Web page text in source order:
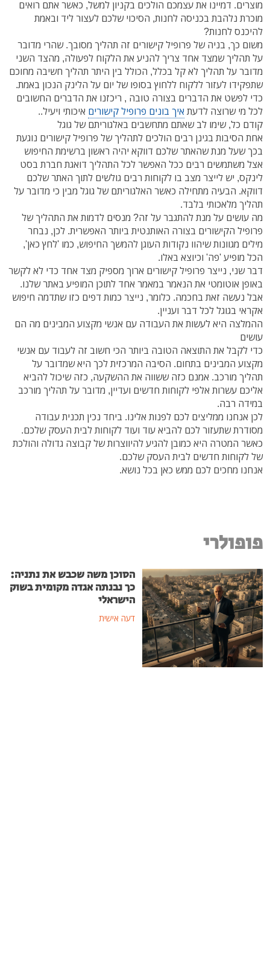
מוצרים. דמיינו את עצמכם הולכים בקניון למשל, כאשר אתם רואים
מוכרת נלהבת בכניסה לחנות, הסיכוי שלכם לעצור ליד ובאמת
להיכנס לחנות?
משום כך, בניה של פרופיל קישורים זה תהליך מסובך. שהרי מדובר
על תהליך שמצד אחד צריך להניע את הלקוח לפעולה, מהצד השני
מדובר על תהליך לא קל בכלל, הכולל בין היתר תהליך חשיבה מחוכם
שתפקידו לעזור ללקוח ללחוץ בסופו של יום על הלינק הנכון באמת.
כדי לפשט את הדברים בצורה טובה , ריכזנו את הדברים החשובים
לכל מי שרוצה לדעת איך בונים פרופיל קישורים איכותי ויעיל..
קודם כל, שימו לב שאתם מתחשבים באלגוריתם של גוגל
אחת הסיבות בגינן רבים הולכים לתהליך של פרופיל קישורים נוגעת
בכך שעל מנת שהאתר שלכם דווקא יהיה ראשון ברשימת החיפוש
אצל משתמשים רבים ככל האפשר לכל התהליך דואגת חברת בסט
לינקס, יש לייצר מצב בו לקוחות רבים גולשים לתוך האתר שלכם
דווקא. הבעיה מתחילה כאשר האלגוריתם של גוגל מבין כי מדובר על
תהליך מלאכותי בלבד.
מה עושים על מנת להתגבר על זה? מנסים לדמות את התהליך של
פרופיל הקישורים בצורה האותנטית ביותר האפשרית. לכן, נבחר
מילים מגוונות שיהוו נקודות העוגן להמשך החיפוש, כמו 'לחץ כאן',
הכל מופיע 'פה' וכיוצא באלו.
דבר שני, נייצר פרופיל קישורים ארוך מספיק מצד אחד כדי לא לקשר
באופן אוטומטי את הנאמר במאמר אחד לתוכן המופיע באתר שלנו.
אבל נעשה זאת בחכמה. כלומר, נייצר כמות דפים כזו שתדמה חיפוש
אקראי בגוגל לכל דבר ועניין.
ההמלצה היא לעשות את העבודה עם אנשי מקצוע המבינים מה הם
עושים
כדי לקבל את התוצאה הטובה ביותר הכי חשוב זה לעבוד עם אנשי
מקצוע המבינים בתחום. הסיבה המרכזית לכך היא שמדובר על
תהליך מורכב. אמנם כזה ששווה את ההשקעה, כזה שיכול להביא
אליכם עשרות אלפי לקוחות חדשים ועדיין, מדובר על תהליך מורכב
במידה רבה.
לכן אנחנו ממליצים לכם לפנות אלינו. ביחד נכין תכנית עבודה
מסודרת שתעזור לכם להביא עוד ועוד לקוחות לבית העסק שלכם.
כאשר המטרה היא כמובן להגיע להיווצרות של קבוצה גדולה והולכת
של לקוחות חדשים לבית העסק שלכם.
אנחנו מחכים לכם ממש כאן בכל נושא.
פופולרי
הסוכן משה שכבש את נתניה:
כך נבנתה אגדה מקומית בשוק
הישראלי
דעה אישית